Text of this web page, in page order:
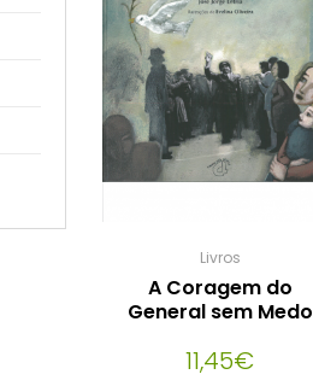
Livros
A Coragem do
General sem Medo
11,45€